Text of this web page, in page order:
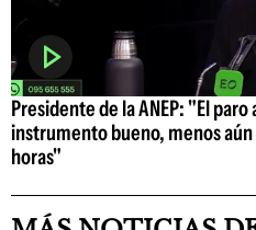
Presidente de la ANEP: "El
instrumento bueno, menos aún
horas"